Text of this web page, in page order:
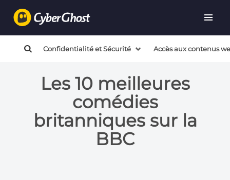
Confidentialité et Sécurité Accès aux contenus
Les 10 meilleures
comédies
britanniques sur la
BBC